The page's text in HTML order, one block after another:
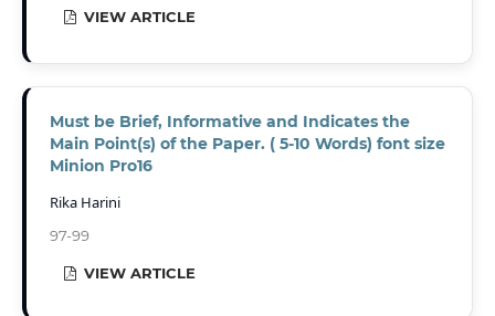
VIEW ARTICLE
Must be Brief, Informative and Indicates the
Main Point(s) of the Paper. ( 5-10 Words) font size
Minion Pro16
Rika Harini
97-99
VIEW ARTICLE